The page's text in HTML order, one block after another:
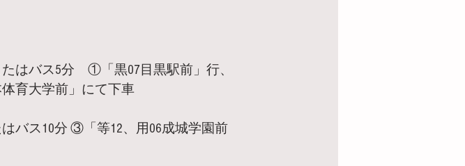
はバス5分　①「黒07目黒駅前」行、
育大学前」にて下車
バス10分 ③「等12、用06成城学園前